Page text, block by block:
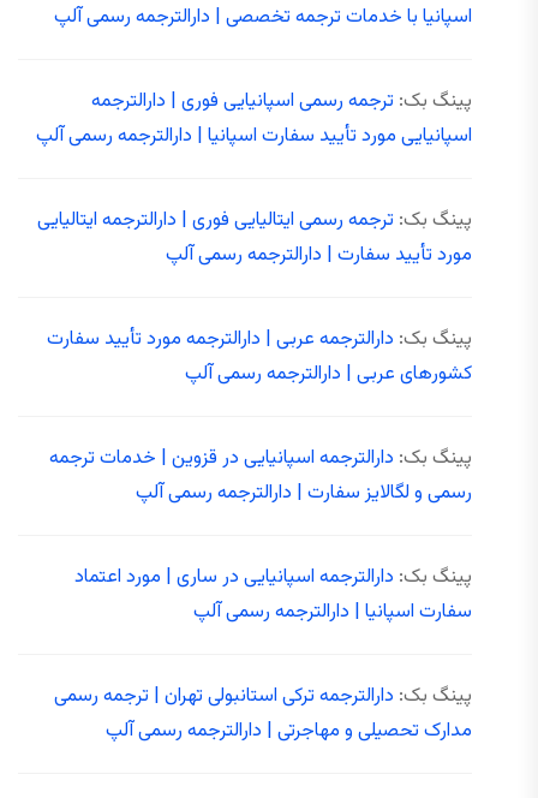
اسپانیا با خدمات ترجمه تخصصی | دارالترجمه رسمی آلپ
پینگ بک: ترجمه رسمی اسپانیایی فوری | دارالترجمه
اسپانیایی مورد تأیید سفارت اسپانیا | دارالترجمه رسمی آلپ
پینگ بک: ترجمه رسمی ایتالیایی فوری | دارالترجمه ایتالیایی
مورد تأیید سفارت | دارالترجمه رسمی آلپ
پینگ بک: دارالترجمه عربی | دارالترجمه مورد تأیید سفارت
کشورهای عربی | دارالترجمه رسمی آلپ
پینگ بک: دارالترجمه اسپانیایی در قزوین | خدمات ترجمه
رسمی و لگالایز سفارت | دارالترجمه رسمی آلپ
پینگ بک: دارالترجمه اسپانیایی در ساری | مورد اعتماد
سفارت اسپانیا | دارالترجمه رسمی آلپ
پینگ بک: دارالترجمه ترکی استانبولی تهران | ترجمه رسمی
مدارک تحصیلی و مهاجرتی | دارالترجمه رسمی آلپ